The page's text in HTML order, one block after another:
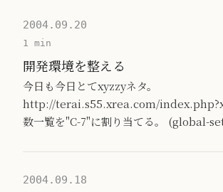
2004.09.20
1 min
開発環境を整える
今日も今日とてxyzzyネタ。
http://terai.s55.xrea.com/
数一覧を"C-7"に割り当てる。 (global-
2004.09.18